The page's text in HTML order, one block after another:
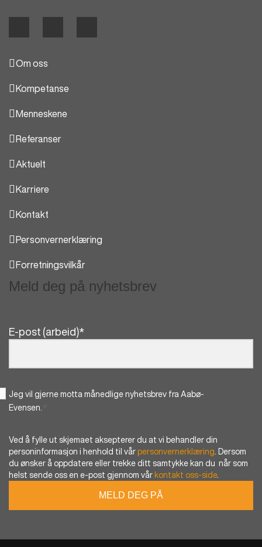
Om oss
Kompetanse
Menneskene
Referanser
Aktuelt
Karriere
Kontakt
Personvernerklæring
Forretningsvilkår
Meld deg på nyhetsbrev
E-post (arbeid)*
Jeg vil gjerne motta månedlige nyhetsbrev fra Aabø-
Evensen.
Ved å fylle ut skjemaet aksepterer du at vi behandler din
personinformasjon i henhold til vårpersonvernerklæring. Dersom
du ønsker å oppdatere eller trekke ditt samtykke kan du når som
helst sende oss en e-post gjennom vårkontakt oss-side.